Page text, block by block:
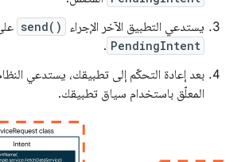
يستدعي التطبيق الآخر الإجراء
send()
PendingIntent
.
بعد إعادة التحكّم إلى تطبيقك، يستدعي
المعلّق باستخدام سياق تطبيقك.